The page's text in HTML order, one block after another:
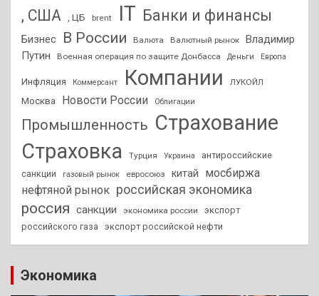
, США , ЦБ brent IT Банки и финансы
Бизнес В России Валюта Валютный рынок
Владимир
Путин
Военная операция по защите Донбасса Деньги Европа
Инфляция Коммерсант Компании ЛУКОЙЛ
Москва Новости России Облигации
Промышленность Страхование
Страховка
Турция Украина
антироссийские
санкции
газовый рынок евросоюз китай
мосбиржа
нефтяной рынок российская экономика
россия санкции экономика россии
экспорт
российского газа
экспорт российской нефти
Экономика